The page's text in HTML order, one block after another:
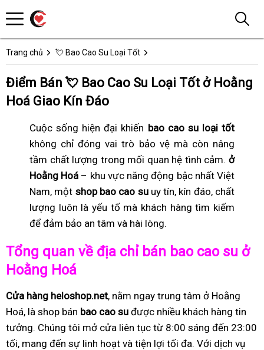
Trang chủ 💘 Bao Cao Su Loại Tốt
Điểm Bán 💘 Bao Cao Su Loại Tốt ở Hoằng
Hoá Giao Kín Đáo
Cuộc sống hiện đại khiến bao cao su loại tốt
không chỉ đóng vai trò bảo vệ mà còn nâng
tầm chất lượng trong mối quan hệ tình cảm. ở
Hoằng Hoá – khu vực năng động bậc nhất Việt
Nam, một shop bao cao suuy tín, kín đáo, chất
lượng luôn là yếu tố mà khách hàng tìm kiếm
để đảm bảo an tâm và hài lòng.
Tổng quan về địa chỉ bán bao cao su ở
Hoằng Hoá
Cửa hàng heloshop.net, nằm ngay trung tâm ở Hoằng
Hoá, là shop bán bao cao su được nhiều khách hàng tin
tưởng. Chúng tôi mở cửa liên tục từ 8:00 sáng đến 23:00
tối, mang đến sự linh hoạt và tiện lợi tối đa. Với dịch vụ